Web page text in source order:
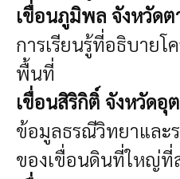
เขื่อนภูมิพล จังหวัดต
การเรียนรู้ที่อธิบายโ
พื้นที่
เขื่อนสิริกิติ์ จังหวัดอุ
ข้อมูลธรณีวิทยาและ
ของเขื่อนดินที่ใหญ่ที่